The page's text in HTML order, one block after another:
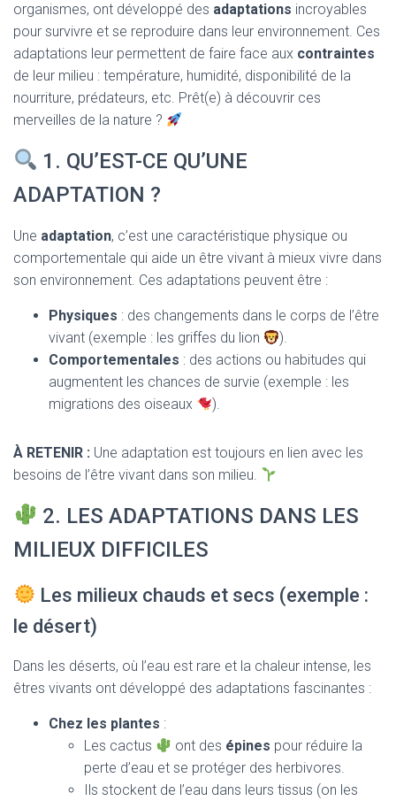
organismes, ont développé des adaptations incroyables
pour survivre et se reproduire dans leur environnement. Ces
adaptations leur permettent de faire face aux contraintes
de leur milieu : température, humidité, disponibilité de la
nourriture, prédateurs, etc. Prêt(e) à découvrir ces
merveilles de la nature ?
1. QU’EST-CE QU’UNE
ADAPTATION ?
Une adaptation, c’est une caractéristique physique ou
comportementale qui aide un être vivant à mieux vivre dans
son environnement. Ces adaptations peuvent être :
Physiques : des changements dans le corps de l’être
vivant (exemple : les griffes du lion
).
Comportementales : des actions ou habitudes qui
augmentent les chances de survie (exemple : les
migrations des oiseaux
).
À RETENIR : Une adaptation est toujours en lien avec les
besoins de l’être vivant dans son milieu.
2. LES ADAPTATIONS DANS LES
MILIEUX DIFFICILES
Les milieux chauds et secs (exemple :
le désert)
Dans les déserts, où l’eau est rare et la chaleur intense, les
êtres vivants ont développé des adaptations fascinantes :
Chez les plantes :
Les cactus
ont des épines pour réduire la
perte d’eau et se protéger des herbivores.
Ils stockent de l’eau dans leurs tissus (on les